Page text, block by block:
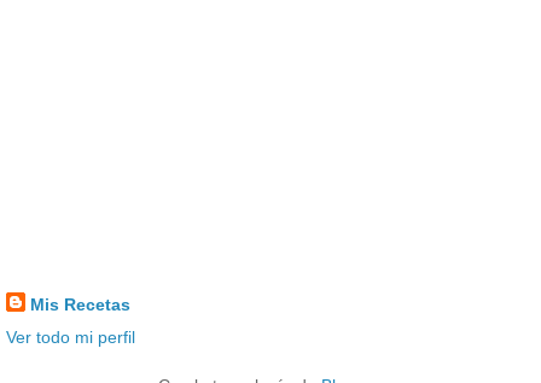
Mis Recetas
Ver todo mi perfil